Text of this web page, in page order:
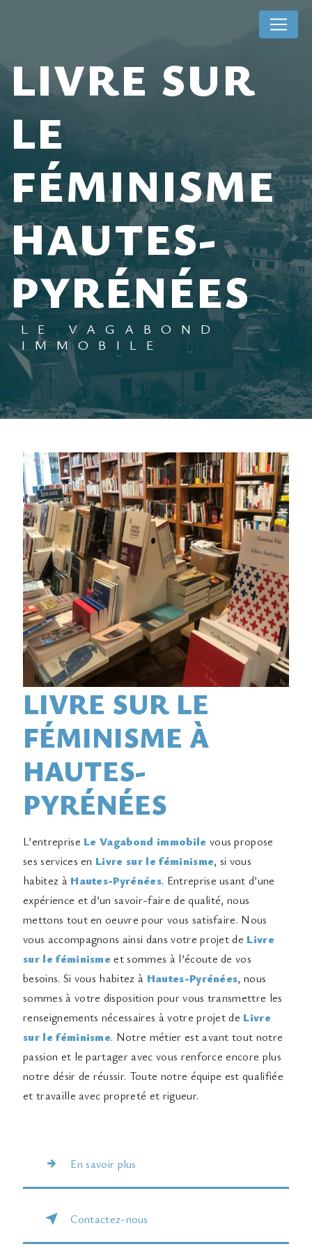
LIVRE SUR
LE
FÉMINISME
HAUTES-
PYRÉNÉES
LE VAGABOND
IMMOBILE
LIVRE SUR LE
FÉMINISME À
HAUTES-
PYRÉNÉES
L’entreprise Le Vagabond immobile vous propose
ses services en Livre sur le féminisme, si vous
habitez à Hautes-Pyrénées. Entreprise usant d’une
expérience et d’un savoir-faire de qualité, nous
mettons tout en oeuvre pour vous satisfaire. Nous
vous accompagnons ainsi dans votre projet de Livre
sur le féminisme et sommes à l’écoute de vos
besoins. Si vous habitez à Hautes-Pyrénées, nous
sommes à votre disposition pour vous transmettre les
renseignements nécessaires à votre projet de Livre
sur le féminisme. Notre métier est avant tout notre
passion et le partager avec vous renforce encore plus
notre désir de réussir. Toute notre équipe est qualifiée
et travaille avec propreté et rigueur.
En savoir plus
Contactez-nous